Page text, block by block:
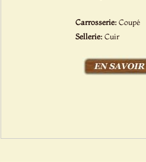
Carrosserie:Coupé
Sellerie:Cuir